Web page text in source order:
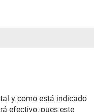
y como está indicado
efectivo, pues este